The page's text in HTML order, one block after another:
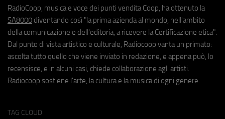
RadioCoop, musica e voce dei punti vendita Coop, ha ottenuto la
SA8000 diventando così "la prima azienda al mondo, nell'ambito
della comunicazione e dell'editoria, a ricevere la Certificazione etica".
Dal punto di vista artistico e culturale, Radiocoop vanta un primato:
ascolta tutto quello che viene inviato in redazione, e appena può, lo
recensisce, e in alcuni casi, chiede collaborazione agli artisti.
Radiocoop sostiene l'arte, la cultura e la musica di ogni genere.
TAG CLOUD